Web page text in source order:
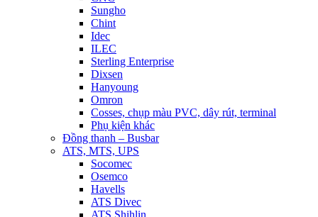
Sungho
Chint
Idec
ILEC
Sterling Enterprise
Dixsen
Hanyoung
Omron
Cosses, chụp màu PVC, dây rút, terminal
Phụ kiện khác
Đồng thanh – Busbar
ATS, MTS, UPS
Socomec
Osemco
Havells
ATS Divec
ATS Shihlin